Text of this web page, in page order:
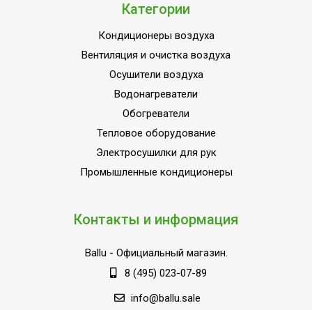
Категории
Кондиционеры воздуха
Вентиляция и очистка воздуха
Осушители воздуха
Водонагреватели
Обогреватели
Тепловое оборудование
Электросушилки для рук
Промышленные кондиционеры
Контакты и информация
Ballu - Официальный магазин.
8 (495) 023-07-89
info@ballu.sale